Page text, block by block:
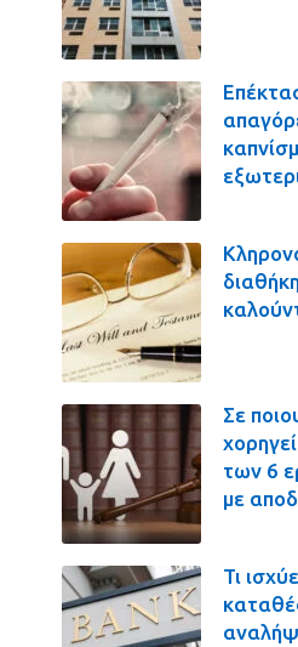
Σε
των 6
με
Τι